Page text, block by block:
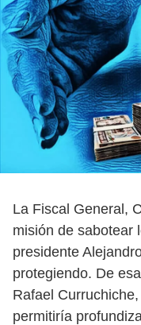
La Fiscal General,
misión de sabotear
presidente
protegiendo. De
Rafael
permitiría